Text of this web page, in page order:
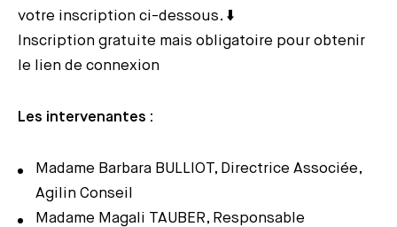
votre inscription ci-dessous. ⬇️
Inscription gratuite mais obligatoire pour obtenir
le lien de connexion
Les intervenantes :
Madame Barbara BULLIOT, Directrice Associée,
Agilin Conseil
Madame Magali TAUBER, Responsable